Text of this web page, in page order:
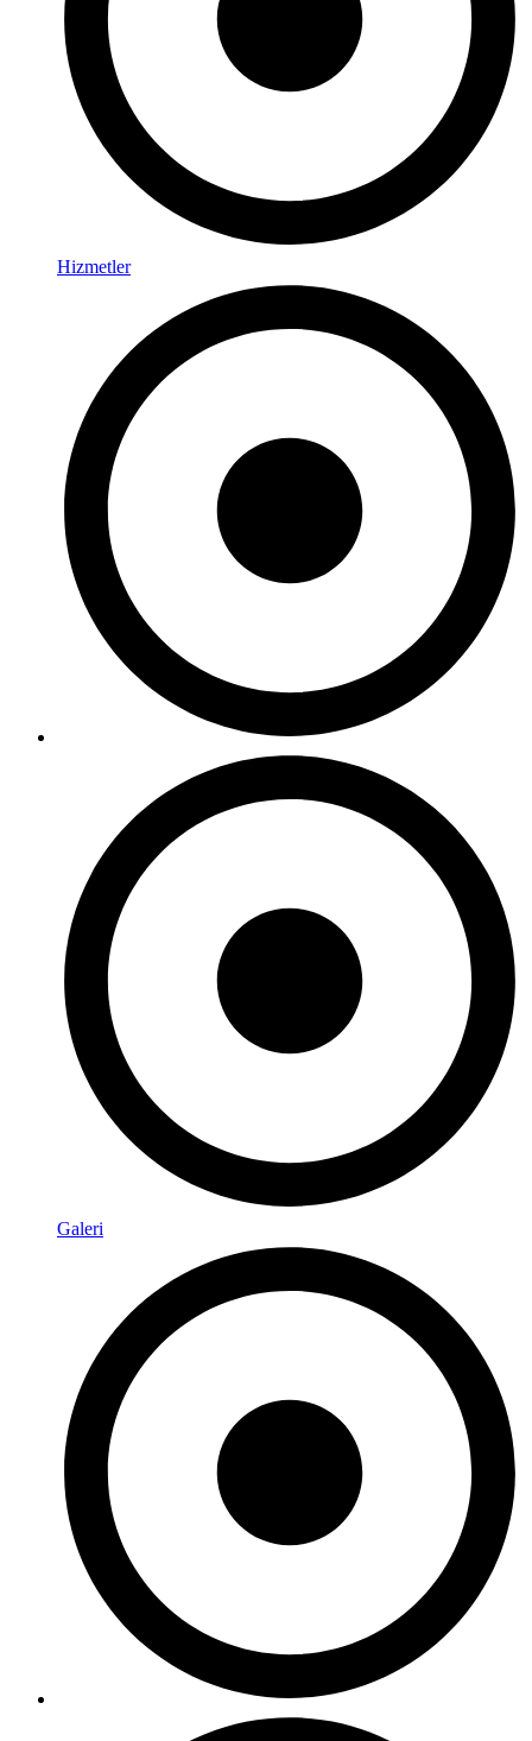
Hizmetler
Galeri